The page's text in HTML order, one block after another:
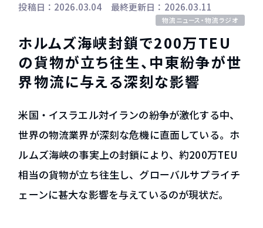
タイへの輸出入
タイへのお酒輸出入
タイへの食品用機械輸送
会社概要
コラム・新着情報
投稿日：2026.03.04 最終更新日：2026.03.11
物流ニュース・物流ラジオ
ホルムズ海峡封鎖で200万TEU
の貨物が立ち往生、中東紛争が世
界物流に与える深刻な影響
米国・イスラエル対イランの紛争が激化する中、
世界の物流業界が深刻な危機に直面している。ホ
ルムズ海峡の事実上の封鎖により、約200万TEU
相当の貨物が立ち往生し、グローバルサプライチ
ェーンに甚大な影響を与えているのが現状だ。